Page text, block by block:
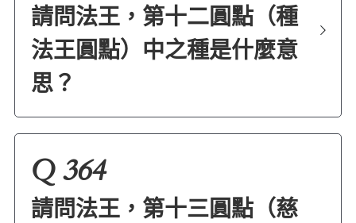
請問法王，第十二圓點（種
法王圓點）中之種是什麼意
思？
Q 364
請問法王，第十三圓點（慈